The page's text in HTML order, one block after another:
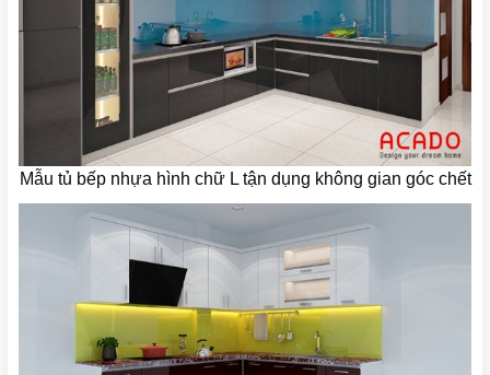
Mẫu tủ bếp nhựa hình chữ L tận dụng không gian góc chết